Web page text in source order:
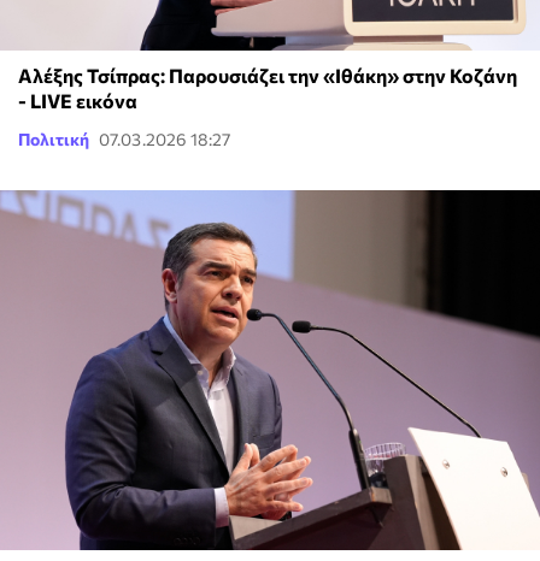
Αλέξης Τσίπρας: Παρουσιάζει την «Ιθάκη» στην Κοζάνη
- LIVE εικόνα
Πολιτική 07.03.2026 18:27